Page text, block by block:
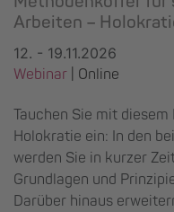
Arbeiten –
12. - 19.11.2026
Webinar | Online
Tauchen Sie mit
Holokratie ein: In den
werden Sie in kurzer
Grundlagen und
Darüber hinaus